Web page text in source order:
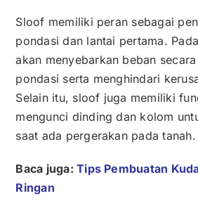
Sloof memiliki peran sebagai
pondasi dan lantai pertama.
akan menyebarkan beban
pondasi serta menghindari
Selain itu, sloof juga memiliki
mengunci dinding dan kolom
saat ada pergerakan pada tanah.
Baca juga:Tips Pembuatan
Ringan